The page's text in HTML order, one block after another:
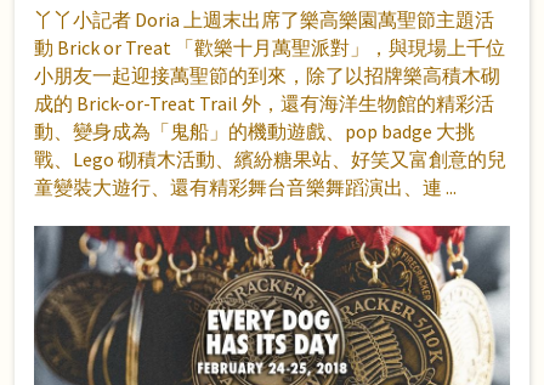
丫丫小記者 Doria 上週末出席了樂高樂園萬聖節主題活
動 Brick or Treat 「歡樂十月萬聖派對」，與現場上千位
小朋友一起迎接萬聖節的到來，除了以招牌樂高積木砌
成的 Brick-or-Treat Trail 外，還有海洋生物館的精彩活
動、變身成為「鬼船」的機動遊戲、pop badge 大挑
戰、Lego 砌積木活動、繽紛糖果站、好笑又富創意的兒
童變裝大遊行、還有精彩舞台音樂舞蹈演出、連